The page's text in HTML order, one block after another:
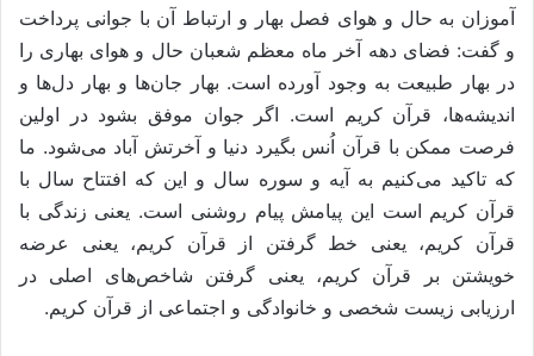
آموزان به حال و هوای فصل بهار و ارتباط آن با جوانی پرداخت
و گفت: فضای دهه آخر ماه معظم شعبان حال و هوای بهاری را
در بهار طبیعت به وجود آورده است. بهار جان‌ها و بهار دل‌ها و
اندیشه‌ها، قرآن کریم است. اگر جوان موفق بشود در اولین
فرصت ممکن با قرآن اُنس بگیرد دنیا و آخرتش آباد می‌شود. ما
که تاکید می‌کنیم به آیه و سوره سال و این که افتتاح سال با
قرآن کریم است این پیامش پیام روشنی است. یعنی زندگی با
قرآن کریم، یعنی خط گرفتن از قرآن کریم، یعنی عرضه
خویشتن بر قرآن کریم، یعنی گرفتن شاخص‌های اصلی در
ارزیابی زیست شخصی و خانوادگی و اجتماعی از قرآن کریم.